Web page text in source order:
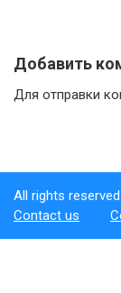
Добавить
Для отправки
All rights
Contact us